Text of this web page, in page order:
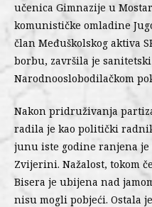
učenica Gimnazije u
komunističke omladine
član Međuškolskog aktiva
borbu, završila je
Narodnooslobodilačkom
Nakon pridruživanja
radila je kao politički
junu iste godine ranjena
Zvijerini. Nažalost, tokom
Bisera je ubijena nad
nisu mogli pobjeći. Ostala